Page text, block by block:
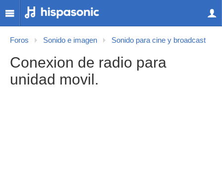
Foros Sonido e imagen Sonido para cine y broadcast
Conexion de radio para
unidad movil.